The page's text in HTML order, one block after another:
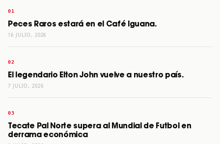
Peces Raros estará en el Café Iguana.
16 JULIO, 2026
El legendario Elton John vuelve a nuestro país.
7 JULIO, 2026
Tecate Pal Norte supera al Mundial de Futbol en
derrama económica